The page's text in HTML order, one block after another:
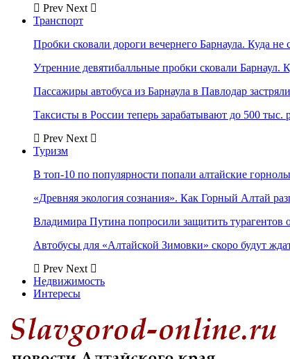
Prev Next
Транспорт
Пробки сковали дороги вечернего Барнаула. Куда не
Утренние девятибалльные пробки сковали Барнаул.
Пассажиры автобуса из Барнаула в Павлодар
Таксисты в России теперь зарабатывают до 500 тыс.
Prev Next
Туризм
В топ-10 по популярности попали алтайские
«Древняя экология сознания». Как Горный Алтай
Владимира Путина попросили защитить турагентов
Автобусы для «Алтайской Зимовки» скоро будут
Prev Next
Недвижимость
Интересы